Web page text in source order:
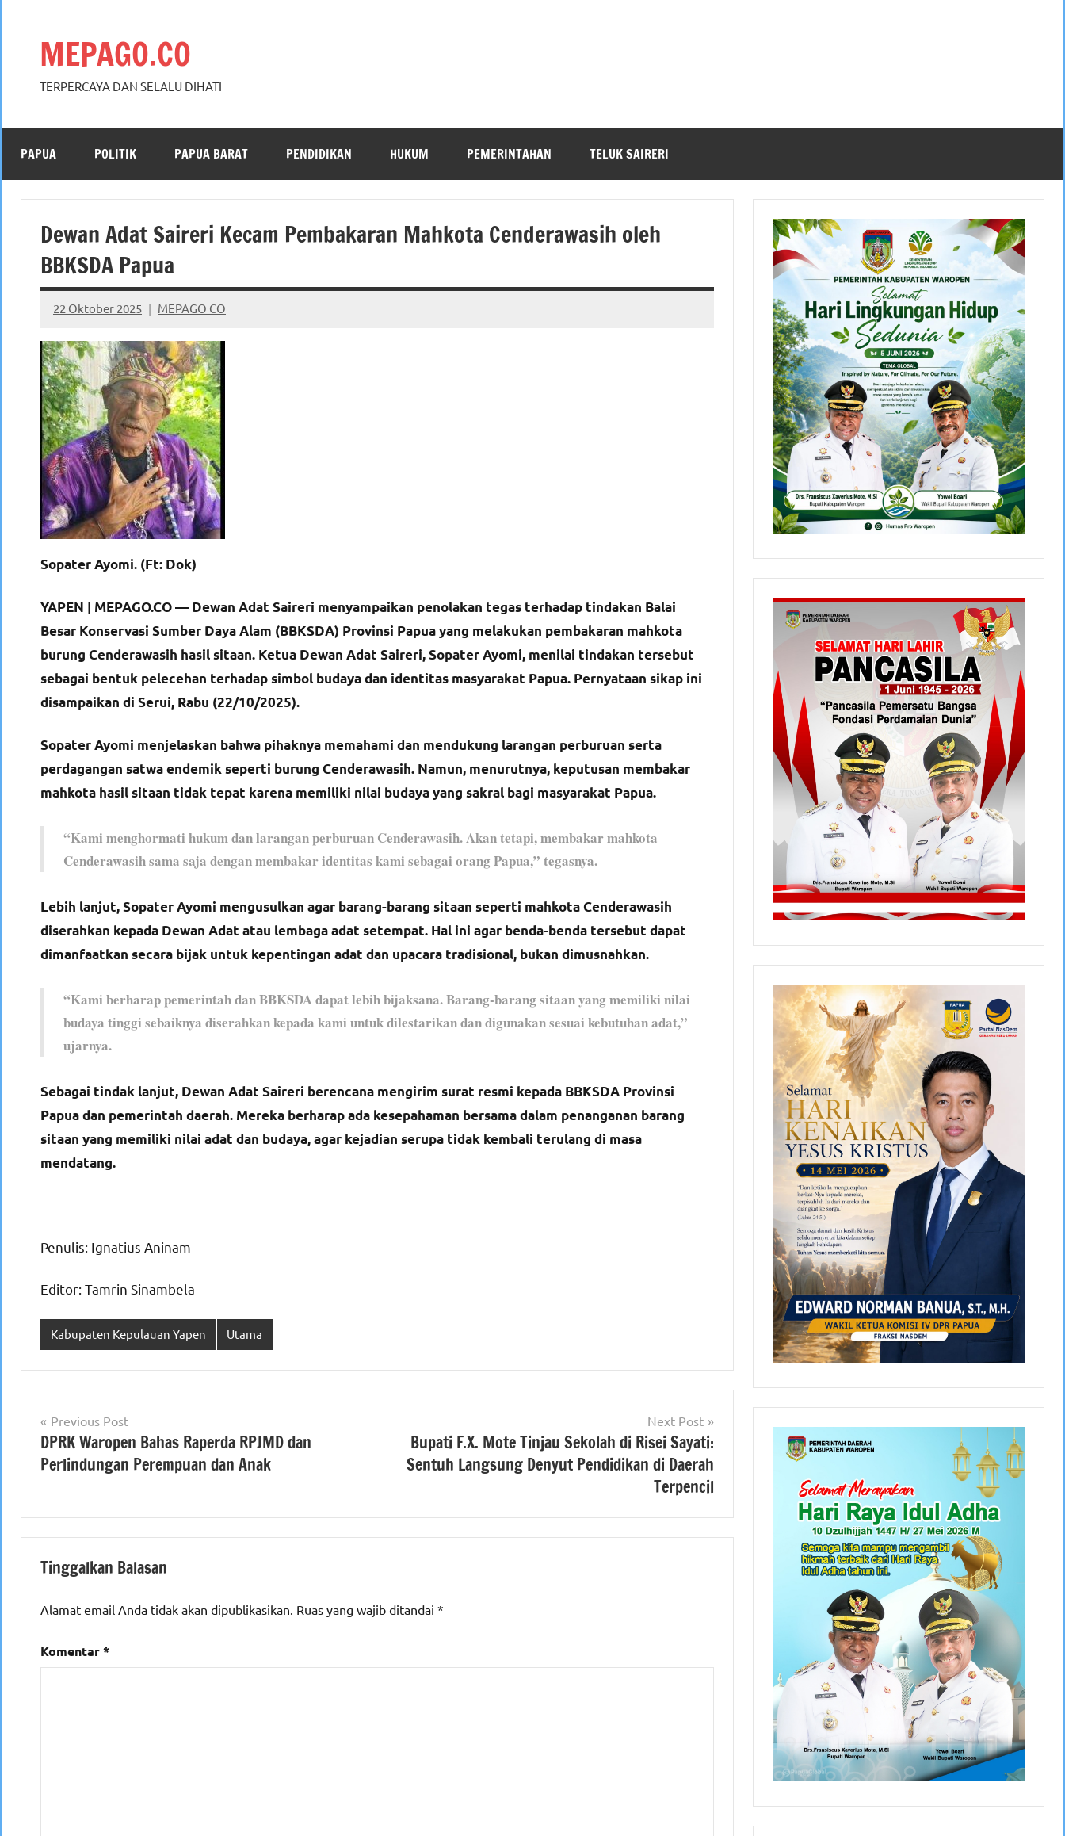
MEPAGO.CO
TERPERCAYA DAN SELALU DIHATI
PAPUA POLITIK PAPUA BARAT PENDIDIKAN HUKUM PEMERINTAHAN TELUK SAIRERI
Dewan Adat Saireri Kecam Pembakaran Mahkota Cenderawasih oleh
BBKSDA Papua
22 Oktober 2025 MEPAGO CO
No
comments
Sopater Ayomi. (Ft: Dok)
YAPEN | MEPAGO.CO — Dewan Adat Saireri menyampaikan penolakan tegas terhadap tindakan Balai
Besar Konservasi Sumber Daya Alam (BBKSDA) Provinsi Papua yang melakukan pembakaran mahkota
burung Cenderawasih hasil sitaan. Ketua Dewan Adat Saireri, Sopater Ayomi, menilai tindakan tersebut
sebagai bentuk pelecehan terhadap simbol budaya dan identitas masyarakat Papua. Pernyataan sikap ini
disampaikan di Serui, Rabu (22/10/2025).
Sopater Ayomi menjelaskan bahwa pihaknya memahami dan mendukung larangan perburuan serta
perdagangan satwa endemik seperti burung Cenderawasih. Namun, menurutnya, keputusan membakar
mahkota hasil sitaan tidak tepat karena memiliki nilai budaya yang sakral bagi masyarakat Papua.
“Kami menghormati hukum dan larangan perburuan Cenderawasih. Akan tetapi, membakar mahkota
Cenderawasih sama saja dengan membakar identitas kami sebagai orang Papua,” tegasnya.
Lebih lanjut, Sopater Ayomi mengusulkan agar barang-barang sitaan seperti mahkota Cenderawasih
diserahkan kepada Dewan Adat atau lembaga adat setempat. Hal ini agar benda-benda tersebut dapat
dimanfaatkan secara bijak untuk kepentingan adat dan upacara tradisional, bukan dimusnahkan.
“Kami berharap pemerintah dan BBKSDA dapat lebih bijaksana. Barang-barang sitaan yang memiliki nilai
budaya tinggi sebaiknya diserahkan kepada kami untuk dilestarikan dan digunakan sesuai kebutuhan adat,”
ujarnya.
Sebagai tindak lanjut, Dewan Adat Saireri berencana mengirim surat resmi kepada BBKSDA Provinsi
Papua dan pemerintah daerah. Mereka berharap ada kesepahaman bersama dalam penanganan barang
sitaan yang memiliki nilai adat dan budaya, agar kejadian serupa tidak kembali terulang di masa
mendatang.
Penulis: Ignatius Aninam
Editor: Tamrin Sinambela
Kabupaten Kepulauan Yapen Utama
Navigasi
pos
Previous Post
DPRK Waropen Bahas Raperda RPJMD dan
Perlindungan Perempuan dan Anak
Next Post
Bupati F.X. Mote Tinjau Sekolah di Risei Sayati:
Sentuh Langsung Denyut Pendidikan di Daerah
Terpencil
Tinggalkan Balasan
Alamat email Anda tidak akan dipublikasikan. Ruas yang wajib ditandai *
Komentar*